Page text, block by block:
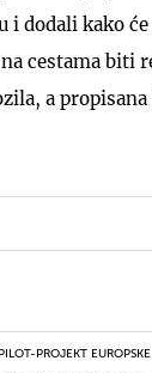
i dodali kako
cestama biti
a
PILOT-PROJEKT